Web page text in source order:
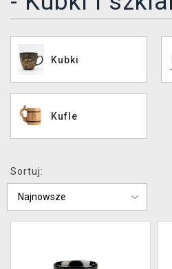
XZONE KLUB
Kubki
Kufle
Sortuj: